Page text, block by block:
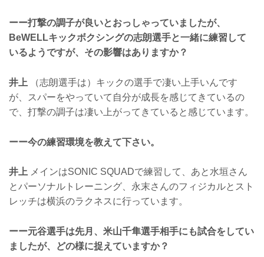
ーー打撃の調子が良いとおっしゃっていましたが、
BeWELLキックボクシングの志朗選手と一緒に練習して
いるようですが、その影響はありますか？
井上 （志朗選手は）キックの選手で凄い上手いんです
が、スパーをやっていて自分が成長を感じてきているの
で、打撃の調子は凄い上がってきていると感じています。
ーー今の練習環境を教えて下さい。
井上 メインはSONIC SQUADで練習して、あと水垣さん
とパーソナルトレーニング、永末さんのフィジカルとスト
レッチは横浜のラクネスに行っています。
ーー元谷選手は先月、米山千隼選手相手にも試合をしてい
ましたが、どの様に捉えていますか？